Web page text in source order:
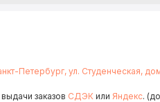
Петербург, ул. Студенческая,
заказов СДЭК или Яндекс.